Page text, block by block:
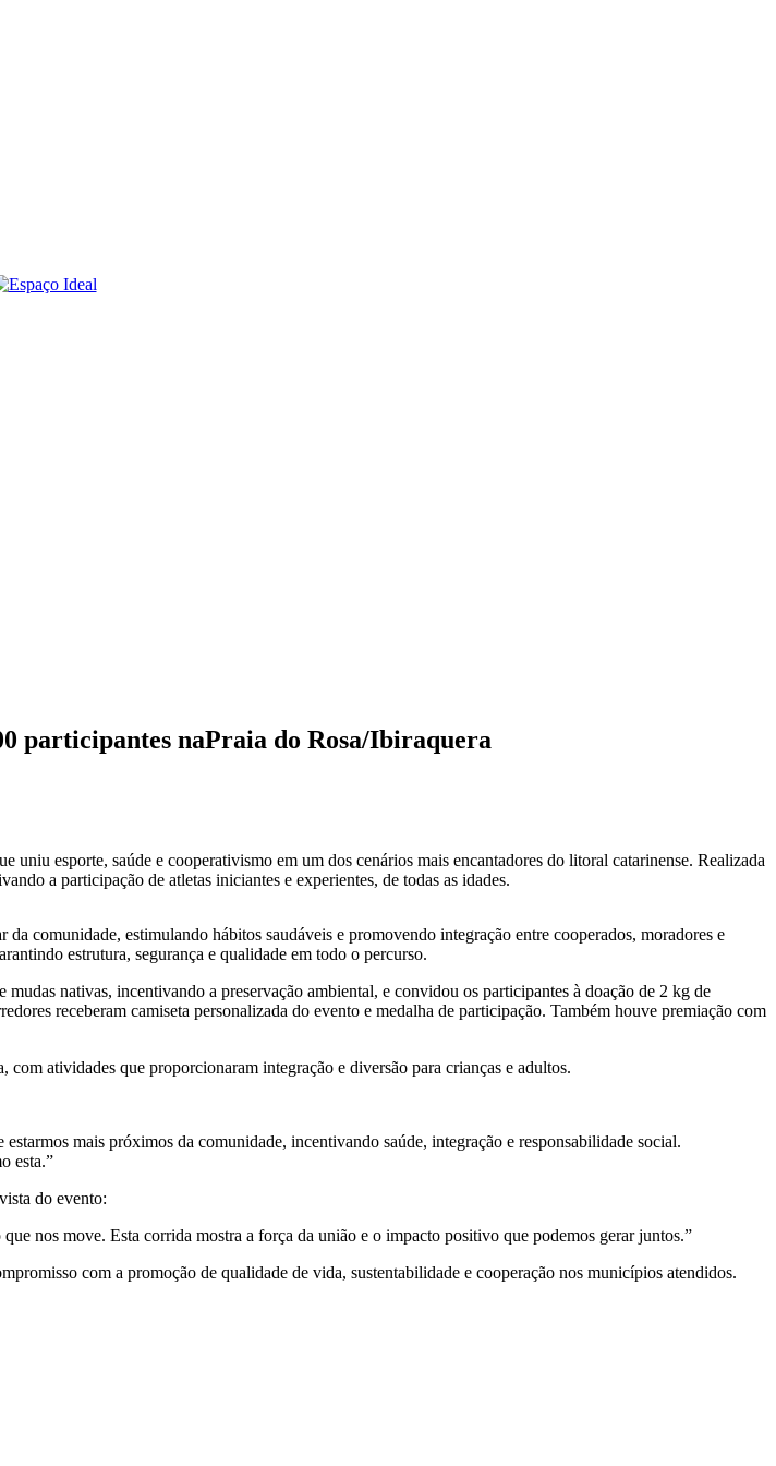
participantes naPraia do Rosa/Ibiraquera
esporte, saúde e cooperativismo em um dos cenários mais encantadores do litoral catarinense. Realizada
a participação de atletas iniciantes e experientes, de todas as idades.
comunidade, estimulando hábitos saudáveis e promovendo integração entre cooperados, moradores e
estrutura, segurança e qualidade em todo o percurso.
nativas, incentivando a preservação ambiental, e convidou os participantes à doação de 2 kg de
receberam camiseta personalizada do evento e medalha de participação. Também houve premiação com
atividades que proporcionaram integração e diversão para crianças e adultos.
mais próximos da comunidade, incentivando saúde, integração e responsabilidade social.
esta.”
do evento:
nos move. Esta corrida mostra a força da união e o impacto positivo que podemos gerar juntos.”
com a promoção de qualidade de vida, sustentabilidade e cooperação nos municípios atendidos.